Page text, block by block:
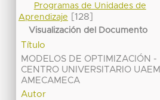
Programas de Unidades de
Aprendizaje
[128]
Visualización del Documento
Título
MODELOS DE OPTIMIZACIÓN -
CENTRO UNIVERSITARIO UAEM
AMECAMECA
Autor